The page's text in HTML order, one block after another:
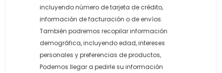
incluyendo número de tarjeta de crédito,
información de facturación o de envíos.
También podremos recopilar información
demográfica, incluyendo edad, intereses
personales y preferencias de productos,
Podemos llegar a pedirle su información